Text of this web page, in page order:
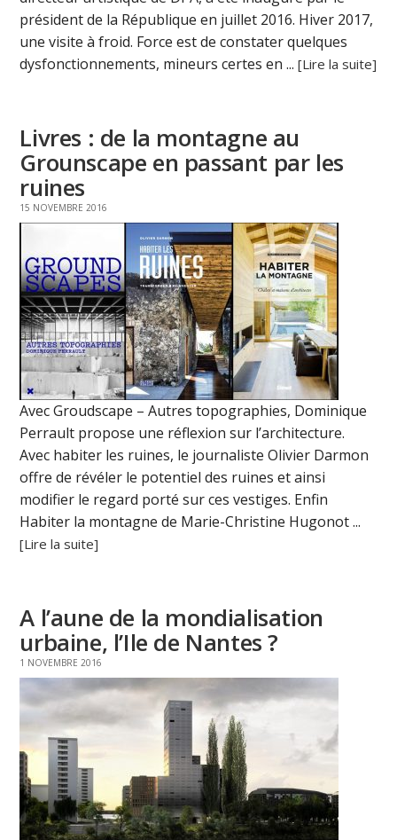
président de la République en juillet 2016. Hiver 2017,
une visite à froid. Force est de constater quelques
dysfonctionnements, mineurs certes en ...[Lire la suite]
Livres : de la montagne au
Grounscape en passant par les
ruines
15 NOVEMBRE 2016
Avec Groudscape – Autres topographies, Dominique
Perrault propose une réflexion sur l’architecture.
Avec habiter les ruines, le journaliste Olivier Darmon
offre de révéler le potentiel des ruines et ainsi
modifier le regard porté sur ces vestiges. Enfin
Habiter la montagne de Marie-Christine Hugonot ...
[Lire la suite]
A l’aune de la mondialisation
urbaine, l’Ile de Nantes ?
1 NOVEMBRE 2016